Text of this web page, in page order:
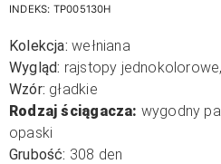
INDEKS: TP005130H
Kolekcja: wełniana
Wygląd: rajstopy
Wzór: gładkie
Rodzaj ściągacza: wygodny
opaski
Grubość: 308 den